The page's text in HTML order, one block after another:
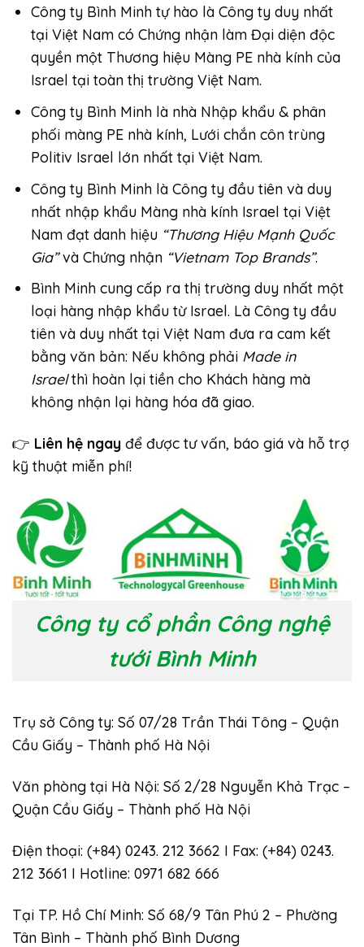
Công ty Bình Minh tự hào là Công ty duy nhất
tại Việt Nam có Chứng nhận làm Đại diện độc
quyền một Thương hiệu Màng PE nhà kính của
Israel tại toàn thị trường Việt Nam.
Công ty Bình Minh là nhà Nhập khẩu & phân
phối màng PE nhà kính, Lưới chắn côn trùng
Politiv Israel lớn nhất tại Việt Nam.
Công ty Bình Minh là Công ty đầu tiên và duy
nhất nhập khẩu Màng nhà kính Israel tại Việt
Nam đạt danh hiệu “Thương Hiệu Mạnh Quốc
Gia”và Chứng nhận “Vietnam Top Brands”.
Bình Minh cung cấp ra thị trường duy nhất một
loại hàng nhập khẩu từ Israel. Là Công ty đầu
tiên và duy nhất tại Việt Nam đưa ra cam kết
bằng văn bản: Nếu không phải Made in
Israelthì hoàn lại tiền cho Khách hàng mà
không nhận lại hàng hóa đã giao.
👉 Liên hệ ngay để được tư vấn, báo giá và hỗ trợ
kỹ thuật miễn phí!
Công ty cổ phần Công nghệ
tưới Bình Minh
Trụ sở Công ty: Số 07/28 Trần Thái Tông – Quận
Cầu Giấy – Thành phố Hà Nội
Văn phòng tại Hà Nội: Số 2/28 Nguyễn Khả Trạc –
Quận Cầu Giấy – Thành phố Hà Nội
Điện thoại: (+84) 0243. 212 3662 I Fax: (+84) 0243.
212 3661 I Hotline: 0971 682 666
Tại TP. Hồ Chí Minh: Số 68/9 Tân Phú 2 – Phường
Tân Bình – Thành phố Bình Dương